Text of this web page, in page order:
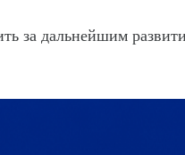
за дальнейшим